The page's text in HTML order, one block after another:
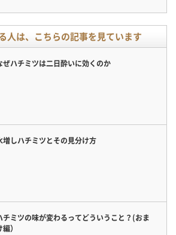
人は、こちらの記事を見ています
ぜハチミツは二日酔いに効くのか
増しハチミツとその見分け方
チミツの味が変わるってどういうこと？(おま
編）